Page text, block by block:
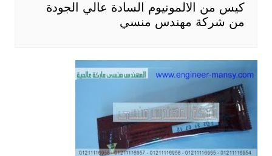
كيس من الالمونيوم السادة عالي الجودة
من شركة مهندس منسي